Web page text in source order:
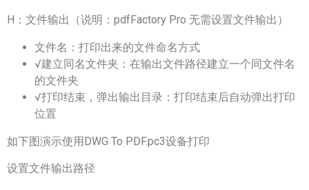
H：文件输出（说明：pdfFactory Pro 无需设置文件输出）
文件名：打印出来的文件命名方式
√建立同名文件夹：在输出文件路径建立一个同文件名
的文件夹
√打印结束，弹出输出目录：打印结束后自动弹出打印
位置
如下图演示使用DWG To PDF.pc3设备打印
设置文件输出路径